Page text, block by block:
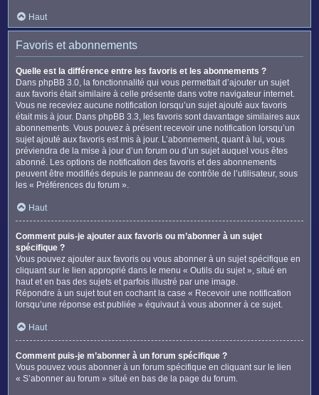
Haut
Favoris et abonnements
Quelle est la différence entre les favoris et les abonnements ?
Dans phpBB 3.0, la fonctionnalité qui vous permettait d’ajouter un sujet
aux favoris était similaire à celle présente dans votre navigateur internet.
Vous ne receviez aucune notification lorsqu’un sujet ajouté aux favoris
était mis à jour. Dans phpBB 3.3, les favoris sont davantage similaires aux
abonnements. Vous pouvez à présent recevoir une notification lorsqu’un
sujet ajouté aux favoris est mis à jour. L’abonnement, quant à lui, vous
préviendra de la mise à jour d’un forum ou d’un sujet auquel vous êtes
abonné. Les options de notification des favoris et des abonnements
peuvent être modifiés depuis le panneau de contrôle de l’utilisateur, sous
les « Préférences du forum ».
Haut
Comment puis-je ajouter aux favoris ou m’abonner à un sujet
spécifique ?
Vous pouvez ajouter aux favoris ou vous abonner à un sujet spécifique en
cliquant sur le lien approprié dans le menu « Outils du sujet », situé en
haut et en bas des sujets et parfois illustré par une image.
Répondre à un sujet tout en cochant la case « Recevoir une notification
lorsqu’une réponse est publiée » équivaut à vous abonner à ce sujet.
Haut
Comment puis-je m’abonner à un forum spécifique ?
Vous pouvez vous abonner à un forum spécifique en cliquant sur le lien
« S’abonner au forum » situé en bas de la page du forum.